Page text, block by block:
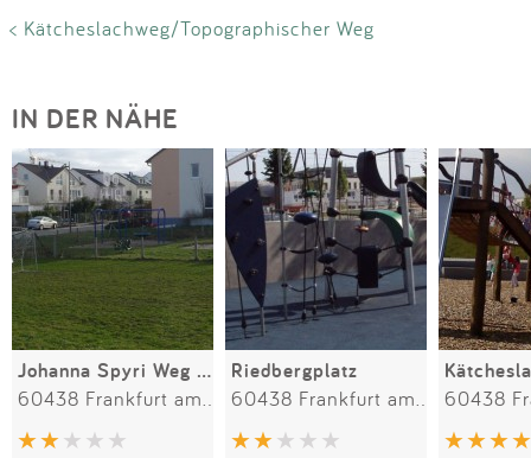
< Kätcheslachweg/Topographischer Weg
IN DER NÄHE
Johanna Spyri Weg 25 Riedbergplatz